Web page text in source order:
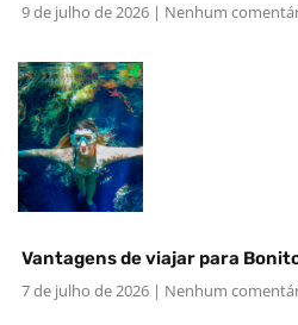
9 de julho de 2026
Nenhum
Vantagens de viajar para
7 de julho de 2026
Nenhum